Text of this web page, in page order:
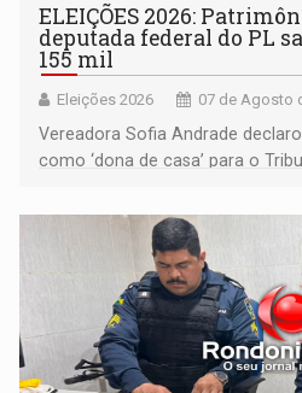
ELEIÇÕES 2026:
deputada federal do PL
155 mil
Eleições 2026 07 de Agosto
Vereadora Sofia Andrade
como ‘dona de casa’ para o